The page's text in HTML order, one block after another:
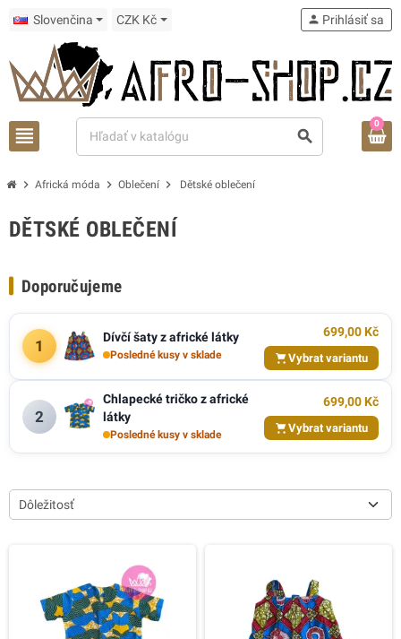
Slovenčina CZK Kč
view_headline search
person Prihlásiť sa
0
chevron_right Africká móda chevron_right Oblečení chevron_right Dětské oblečení
DĚTSKÉ OBLEČENÍ
Doporučujeme
1 Dívčí šaty z africké látky
Posledné kusy v sklade
699,00 Kč
Vybrat variantu
2
Chlapecké tričko z africké
látky
Posledné kusy v sklade
699,00 Kč
Vybrat variantu
Dôležitosť